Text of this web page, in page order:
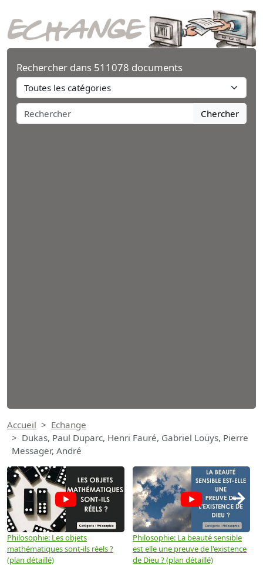
Rechercher dans 511078 documents
Chercher
Accueil
Echange
Dukas, Paul Duparc, Henri Fauré, Gabriel Loüys, Pierre
Messager, André
Philosophie: Les objets
mathématiques sont-ils réels ?
(plan détaillé)
Philosophie: La beauté sensible
est elle une preuve de l'existence
de Dieu ? (plan détaillé)
→